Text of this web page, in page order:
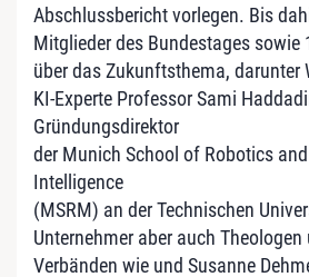
Abschlussbericht vorlegen. Bis
Mitglieder des Bundestages sowie
über das Zukunftsthema, darunter
KI-Experte Professor Sami
Gründungsdirektor
der Munich School of Robotics
Intelligence
(MSRM) an der Technischen
Unternehmer aber auch Theologen
Verbänden wie und Susanne